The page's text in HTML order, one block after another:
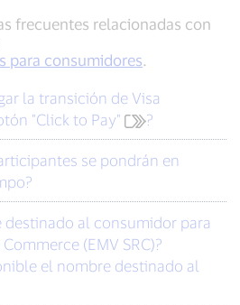
frecuentes relacionadas con
para consumidores.
"Click to Pay"
?
(EMV SRC)?
el nombre destinado al